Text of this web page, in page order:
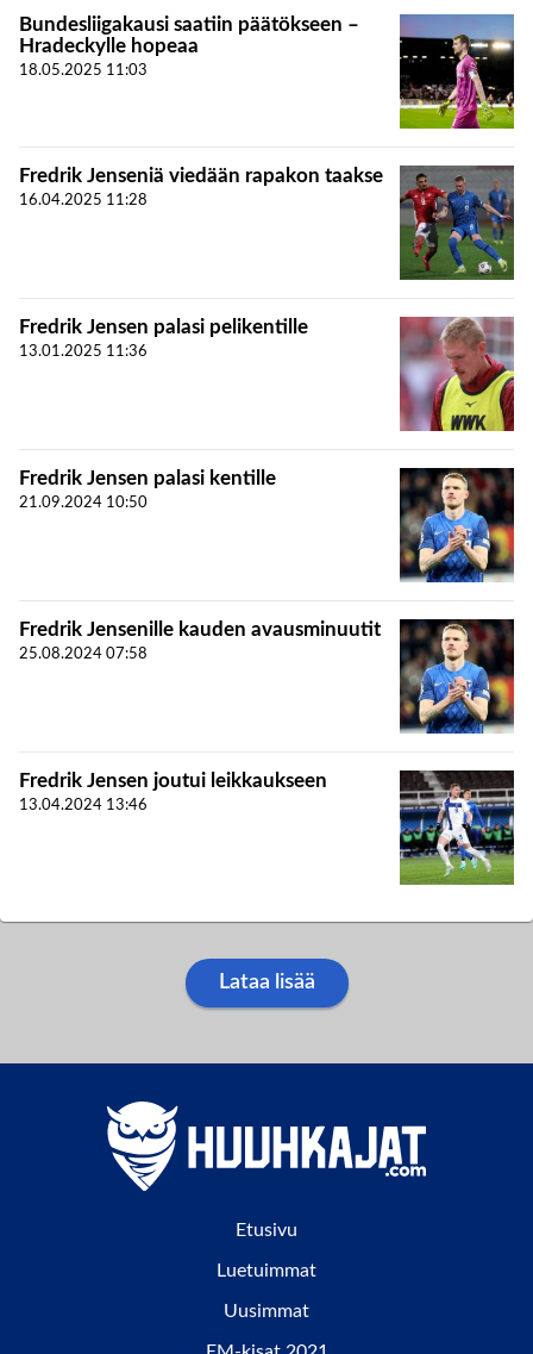
Bundesliigakausi saatiin päätökseen –
Hradeckylle hopeaa
18.05.2025 11:03
Fredrik Jenseniä viedään rapakon taakse
16.04.2025 11:28
Fredrik Jensen palasi pelikentille
13.01.2025 11:36
Fredrik Jensen palasi kentille
21.09.2024 10:50
Fredrik Jensenille kauden avausminuutit
25.08.2024 07:58
Fredrik Jensen joutui leikkaukseen
13.04.2024 13:46
Lataa lisää
Etusivu
Luetuimmat
Uusimmat